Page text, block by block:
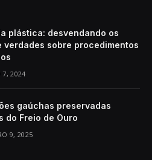
plástica: desvendando os
verdades sobre procedimentos
7, 2024
gaúchas preservadas
do Freio de Ouro
9, 2025